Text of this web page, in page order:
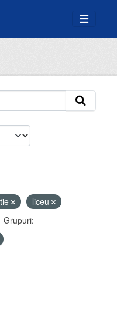
liceu
Grupuri: